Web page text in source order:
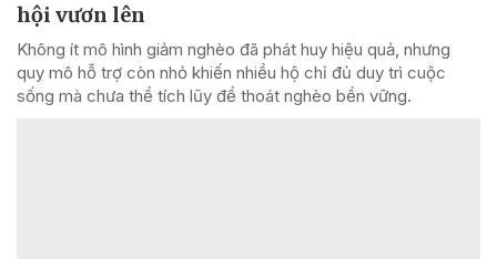
hội vươn lên
Không ít mô hình giảm nghèo đã phát huy hiệu quả, nhưng
quy mô hỗ trợ còn nhỏ khiến nhiều hộ chỉ đủ duy trì cuộc
sống mà chưa thể tích lũy để thoát nghèo bền vững.